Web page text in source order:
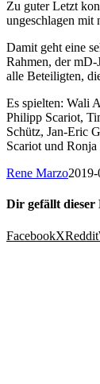
Zu guter Letzt
ungeschlagen mit
Damit geht eine
Rahmen, der
alle Beteiligten,
Es spielten: Wali
Philipp Scariot,
Schütz, Jan-Eric
Scariot und Ronja
Rene Marzo
Dir gefällt dieser
FacebookXReddit